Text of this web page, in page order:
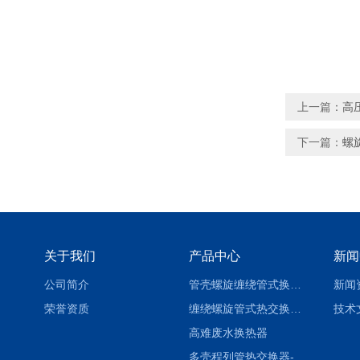
上一篇： 高
下一篇： 螺
关于我们
公司简介
荣誉资质
产品中心
高难废水换热器
新
新闻
技术